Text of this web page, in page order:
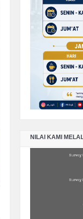
LAPORAN
PERKARA
TAHUN 2025
LAPORAN
PERKARA
SEPTEMBER
LAPORAN
NILAI KAMI